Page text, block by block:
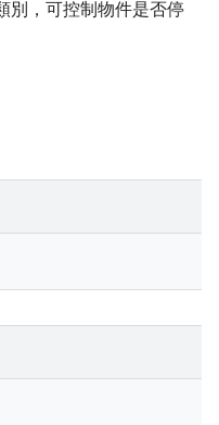
別，可控制物件是否停